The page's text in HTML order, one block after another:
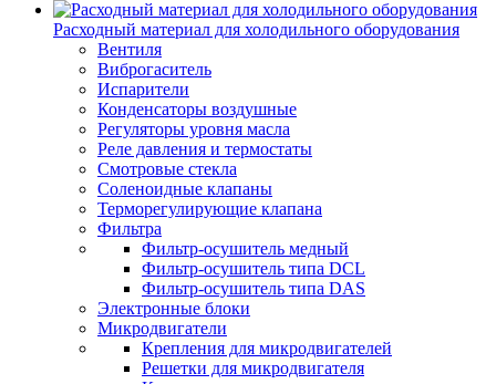
Расходный материал для холодильного оборудования
Вентиля
Виброгаситель
Испарители
Конденсаторы воздушные
Регуляторы уровня масла
Реле давления и термостаты
Смотровые стекла
Соленоидные клапаны
Терморегулирующие клапана
Фильтра
Фильтр-осушитель медный
Фильтр-осушитель типа DCL
Фильтр-осушитель типа DAS
Электронные блоки
Микродвигатели
Крепления для микродвигателей
Решетки для микродвигателя